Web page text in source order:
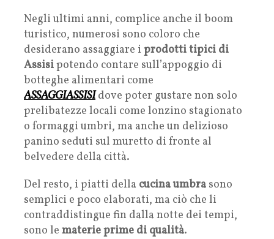
Negli ultimi anni, complice anche il boom
turistico, numerosi sono coloro che
desiderano assaggiare i prodotti tipici di
Assisipotendo contare sull’appoggio di
botteghe alimentari come
ASSAGGIASSISI dove poter gustare non solo
prelibatezze locali come lonzino stagionato
o formaggi umbri, ma anche un delizioso
panino seduti sul muretto di fronte al
belvedere della città.
Del resto, i piatti della cucina umbra sono
semplici e poco elaborati, ma ciò che li
contraddistingue fin dalla notte dei tempi,
sono le materie prime di qualità.